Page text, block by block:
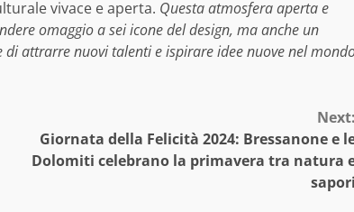
vivace e aperta. Questa atmosfera aperta e
omaggio a sei icone del design, ma anche un
attrarre nuovi talenti e ispirare idee nuove nel
Giornata della Felicità 2024: Bressanone e
Dolomiti celebrano la primavera tra natura